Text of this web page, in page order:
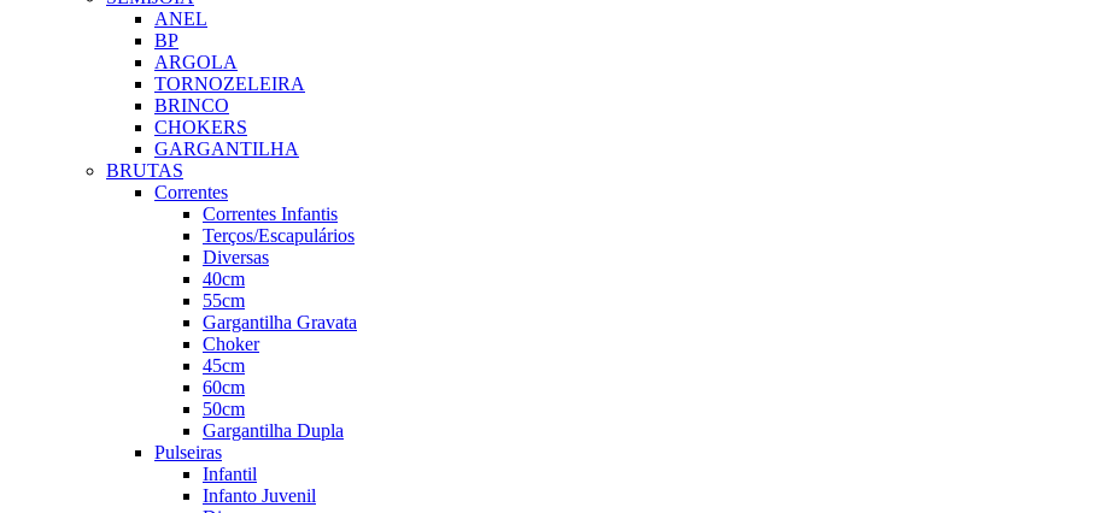
ANEL
BP
ARGOLA
TORNOZELEIRA
BRINCO
CHOKERS
GARGANTILHA
BRUTAS
Correntes
Correntes Infantis
Terços/Escapulários
Diversas
40cm
55cm
Gargantilha Gravata
Choker
45cm
60cm
50cm
Gargantilha Dupla
Pulseiras
Infantil
Infanto Juvenil